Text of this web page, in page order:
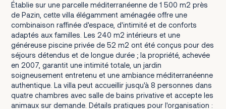
Établie sur une parcelle méditerranéenne de 1 500 m2 près
de Pazin, cette villa élégamment aménagée offre une
combinaison raffinée d'espace, d'intimité et de conforts
adaptés aux familles. Les 240 m2 intérieurs et une
généreuse piscine privée de 52 m2 ont été conçus pour des
séjours détendus et de longue durée ; la propriété, achevée
en 2007, garantit une intimité totale, un jardin
soigneusement entretenu et une ambiance méditerranéenne
authentique. La villa peut accueillir jusqu'à 8 personnes dans
quatre chambres avec salle de bains privative et accepte les
animaux sur demande. Détails pratiques pour l'organisation :